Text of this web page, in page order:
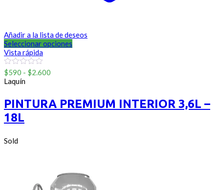
Añadir a la lista de deseos
Seleccionar opciones
Vista rápida
0
out
of
$590 - $2.600
desde
$590
Laquín
PINTURA PREMIUM INTERIOR 3,6L –
18L
Sold